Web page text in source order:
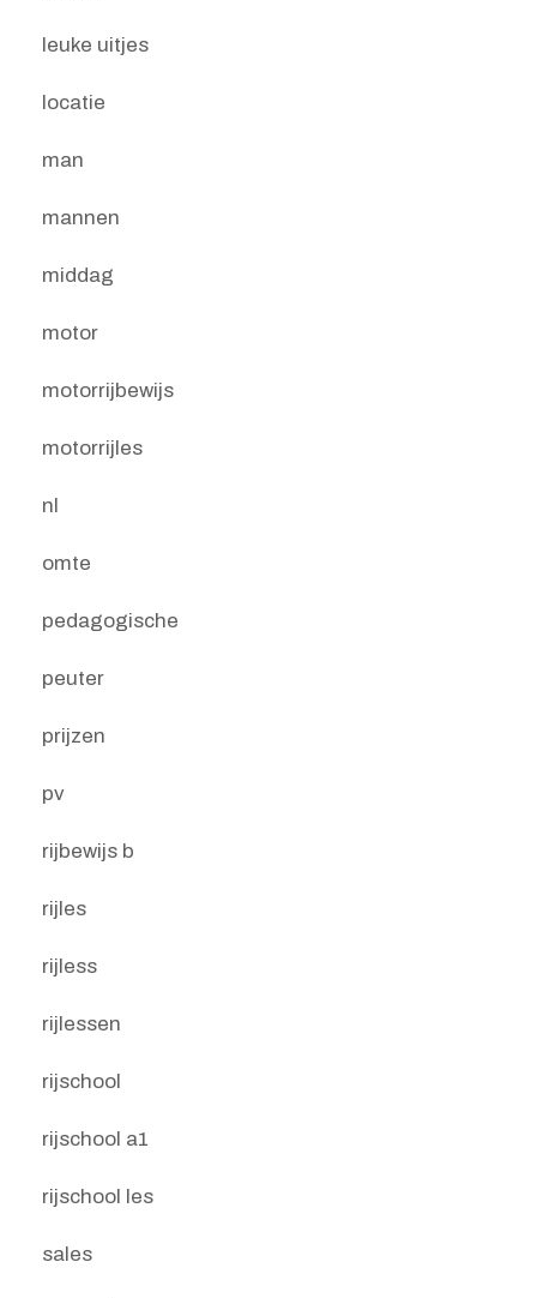
leuke uitjes
locatie
man
mannen
middag
motor
motorrijbewijs
motorrijles
nl
omte
pedagogische
peuter
prijzen
pv
rijbewijs b
rijles
rijless
rijlessen
rijschool
rijschool a1
rijschool les
sales